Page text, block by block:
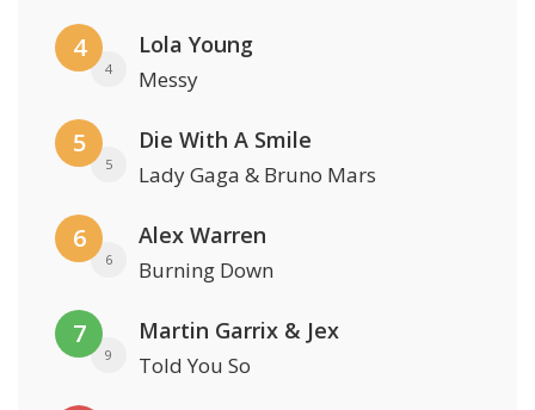
4
4
Lola Young
Messy
5
5
Die With A Smile
Lady Gaga & Bruno Mars
6
6
Alex Warren
Burning Down
7
9
Martin Garrix & Jex
Told You So